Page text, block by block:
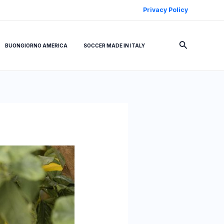
Privacy Policy
BUONGIORNO AMERICA SOCCER MADE IN ITALY Cerca